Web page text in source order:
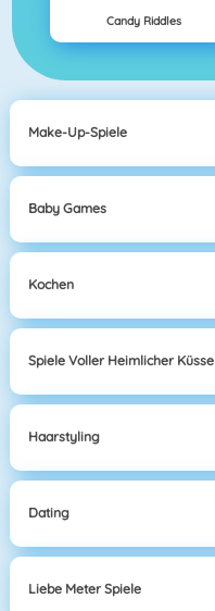
Candy Riddles
Make-Up-Spiele
Baby Games
Kochen
Spiele Voller Heimlicher Küsse
Haarstyling
Dating
Liebe Meter Spiele